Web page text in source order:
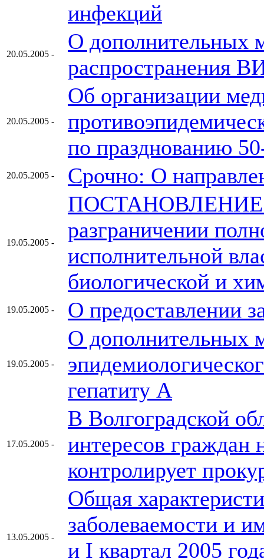
инфекций
20.05.2005 -
О дополнительных
распространения
20.05.2005 -
Об организации
по празднованию
20.05.2005 - Срочно: О
19.05.2005 -
ПОСТАНОВЛЕНИЕ
разграничении
исполнительной
биологической и
19.05.2005 - О предоставлении
19.05.2005 -
О дополнительных
гепатиту А
17.05.2005 -
В Волгоградской
интересов граждан
контролирует
13.05.2005 -
Общая
заболеваемости и
и I квартал 2005